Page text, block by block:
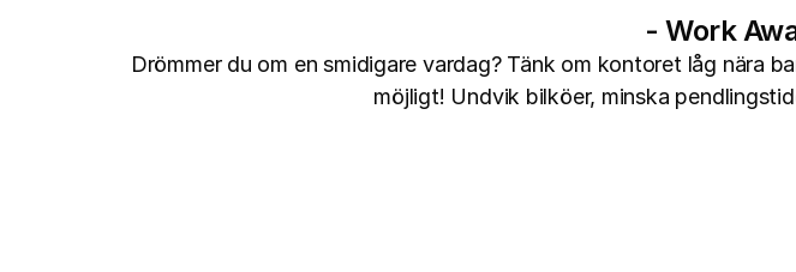
- Work
Drömmer du om en smidigare vardag? Tänk om kontoret låg nära
möjligt! Undvik bilköer, minska